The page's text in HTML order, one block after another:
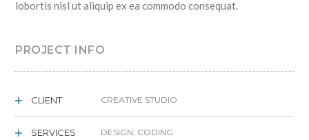
lobortis nisl ut aliquip ex ea commodo consequat.
PROJECT INFO
CLIENT CREATIVE STUDIO
SERVICES DESIGN, CODING